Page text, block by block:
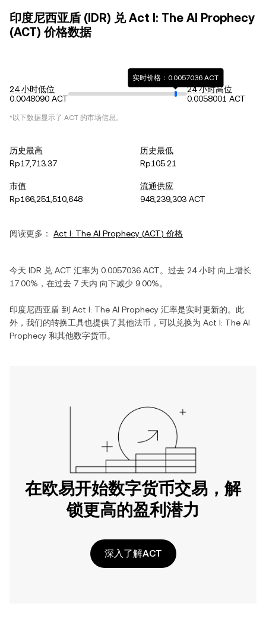
印度尼西亚盾 (IDR) 兑 Act I: The AI Prophecy
(ACT) 价格数据
24 小时低位
0.0048090 ACT
实时价格：0.0057036 ACT
24 小时高位
0.0058001 ACT
*以下数据显示了 ACT 的市场信息。
历史最高
Rp17,713.37
历史最低
Rp105.21
市值
Rp166,251,510,648
流通供应
948,239,303 ACT
阅读更多： Act I: The AI Prophecy (ACT) 价格
今天 IDR 兑 ACT 汇率为 0.0057036 ACT。过去 24 小时 向上增长
17.00% ，在过去 7 天内 向下减少 9.00%。
印度尼西亚盾 到 Act I: The AI Prophecy 汇率是实时更新的。此
外，我们的转换工具也提供了其他法币，可以兑换为 Act I: The AI
Prophecy 和其他数字货币。
在欧易开始数字货币交易，解
锁更高的盈利潜力
深入了解ACT